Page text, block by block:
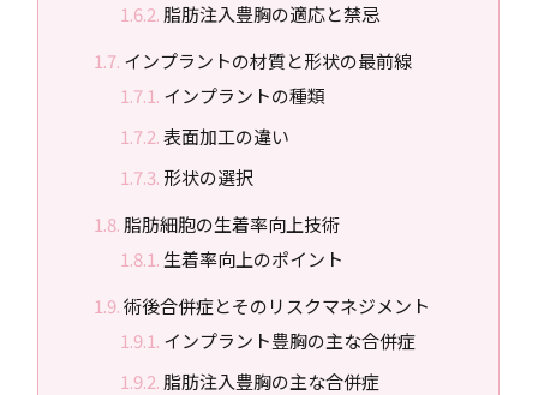
脂肪注入豊胸の適応と禁忌
インプラントの材質と形状の最前線
インプラントの種類
表面加工の違い
形状の選択
脂肪細胞の生着率向上技術
生着率向上のポイント
術後合併症とそのリスクマネジメント
インプラント豊胸の主な合併症
脂肪注入豊胸の主な合併症